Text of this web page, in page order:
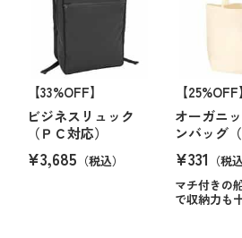
【33%OFF】
ビジネスリュック
（ＰＣ対応）
¥3,685 （税込）
【25%OFF】
オーガニ
ンバッグ（
¥331 （税
マチ付きの
で収納力も